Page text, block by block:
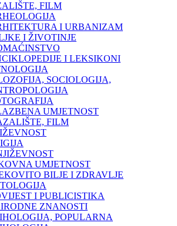
FILM
I URBANIZAM
I ŽIVOTINJE
I LEKSIKONI
SOCIOLOGIJA,
UMJETNOST
FILM
UMJETNOST
BILJE I ZDRAVLJE
I PUBLICISTIKA
ZNANOSTI
POPULARNA